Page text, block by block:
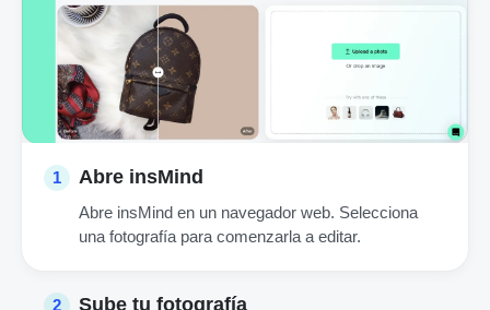
1 Abre insMind
Abre insMind en un navegador web. Selecciona
una fotografía para comenzarla a editar.
2 Sube tu fotografía